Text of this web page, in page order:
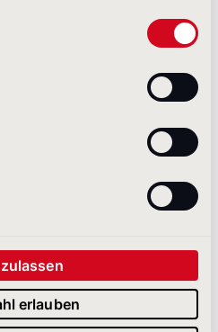
erlauben
und den Daseinszweck
ist dem
laut der Kölner Experten
es ist, die digitale
voranzutreiben,
Puls der Zeit bleiben, um
Schritt zu halten. Umso
gesprochen wird“,
nennen
über digitale Ethik
%.